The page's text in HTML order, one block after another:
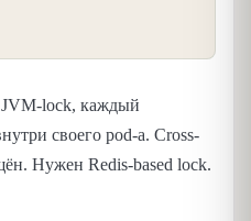
lock, каждый
своего pod-а. Cross-
Нужен Redis-based lock.